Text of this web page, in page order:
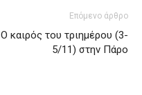
Επόμενο άρθρο
Ο καιρός του τριημέρου (3-
5/11) στην Πάρο